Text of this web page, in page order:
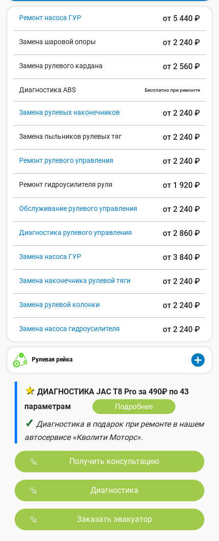
Ремонт насоса ГУР от 5 440 ₽
Замена шаровой опоры от 2 240 ₽
Замена рулевого кардана от 2 560 ₽
Диагностика ABS Бесплатно при ремонте
Замена рулевых наконечников от 2 240 ₽
Замена пыльников рулевых тяг от 2 240 ₽
Ремонт рулевого управления от 2 240 ₽
Ремонт гидроусилителя руля от 1 920 ₽
Обслуживание рулевого управления от 2 240 ₽
Диагностика рулевого управления от 2 860 ₽
Замена насоса ГУР от 3 840 ₽
Замена наконечника рулевой тяги от 2 240 ₽
Замена рулевой колонки от 2 240 ₽
Замена насоса гидроусилителя от 2 240 ₽
Рулевая рейка
★ ДИАГНОСТИКА JAC T8 Pro за 490₽ по 43
параметрам
Подробнее
✓ Диагностика в подарок при ремонте в нашем
автосервисе «Кволити Моторс».
Получить консультацию
Диагностика
Заказать эвакуатор